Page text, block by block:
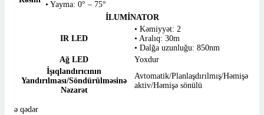
• Yayma: 0° – 75°
İLUMİNATOR
IR LED
• Kəmiyyət: 2
• Aralıq: 30m
• Dalğa uzunluğu: 850nm
Ağ LED
Yoxdur
İşıqlandırıcının
Yandırılması/Söndürülməsinə
Nəzarət
Avtomatik/Planlaşdırılmış/Həmişə
aktiv/Həmişə sönülü
ə qədər